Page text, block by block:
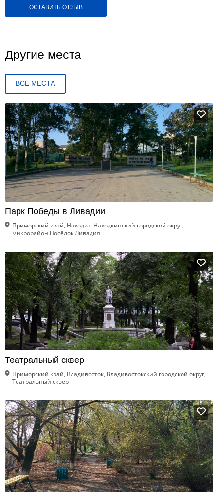
ОСТАВИТЬ ОТЗЫВ
Другие места
ВСЕ МЕСТА
Парк Победы в Ливадии
Приморский край, Находка, Находкинский городской округ,
микрорайон Посёлок Ливадия
Театральный сквер
Приморский край, Владивосток, Владивостокский городской округ,
Театральный сквер